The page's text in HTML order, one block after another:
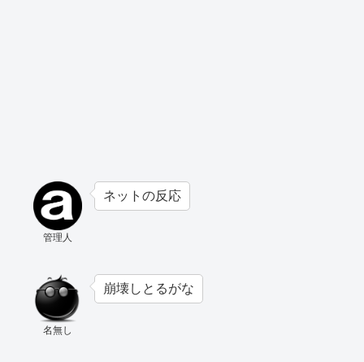
管理人
ネットの反応
名無し
崩壊しとるがな